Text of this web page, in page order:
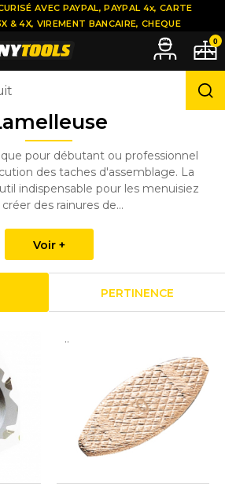
pour débutant ou professionnel
des taches d'assemblage. La
indispensable pour les menuisiez
des rainures de...
Voir +
PERTINENCE
..
AVEC PAYPAL, PAYPAL 4x, CARTE
& 4X, VIREMENT BANCAIRE, CHEQUE
0